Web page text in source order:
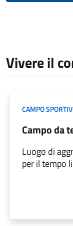
Vivere il
CAMPO
Campo da
Luogo di
per il tempo